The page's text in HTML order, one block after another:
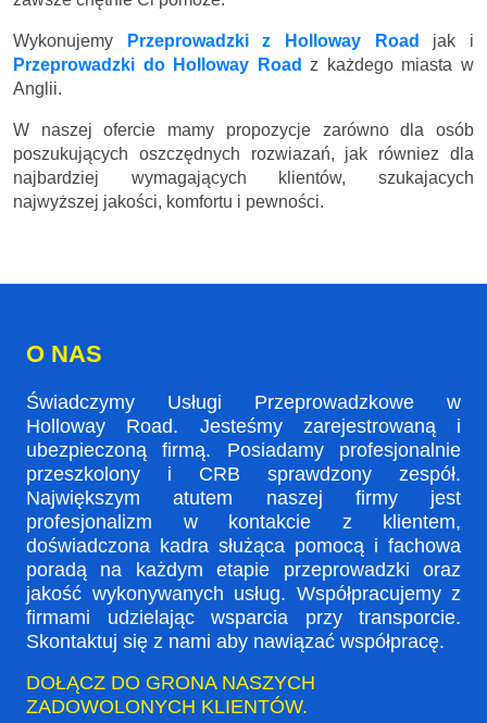
Wykonujemy Przeprowadzki z Holloway Road
jak i
Przeprowadzki do Holloway Road
z każdego miasta w
Anglii.
W naszej ofercie mamy propozycje zarówno dla osób
poszukujących oszczędnych rozwiazań, jak równiez dla
najbardziej wymagających klientów, szukajacych
najwyższej jakości, komfortu i pewności.
O NAS
Świadczymy Usługi Przeprowadzkowe w
Holloway Road. Jesteśmy zarejestrowaną i
ubezpieczoną firmą. Posiadamy profesjonalnie
przeszkolony i CRB sprawdzony zespół.
Największym atutem naszej firmy jest
profesjonalizm w kontakcie z klientem,
doświadczona kadra służąca pomocą i fachowa
poradą na każdym etapie przeprowadzki oraz
jakość wykonywanych usług. Współpracujemy z
firmami udzielając wsparcia przy transporcie.
Skontaktuj się z nami aby nawiązać współpracę.
DOŁĄCZ DO GRONA NASZYCH
ZADOWOLONYCH KLIENTÓW.